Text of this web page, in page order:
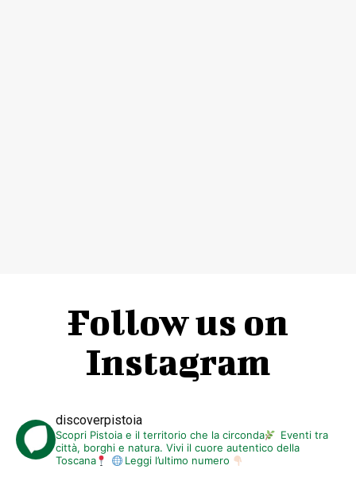
Follow us on
Instagram
discoverpistoia
Scopri Pistoia e il territorio che la circonda
Eventi tra
città, borghi e natura. Vivi il cuore autentico della
Toscana
Leggi l’ultimo numero